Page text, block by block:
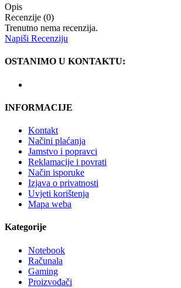
Opis
Recenzije (0)
Trenutno nema recenzija.
Napiši Recenziju
OSTANIMO U KONTAKTU:
INFORMACIJE
Kontakt
Načini plaćanja
Jamstvo i popravci
Reklamacije i povrati
Način isporuke
Izjava o privatnosti
Uvjeti korištenja
Mapa weba
Kategorije
Notebook
Računala
Gaming
Proizvođači